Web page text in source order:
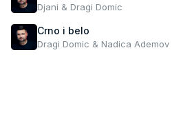
Djani & Dragi Domic
Crno i belo
Dragi Domic & Nadica Ademov